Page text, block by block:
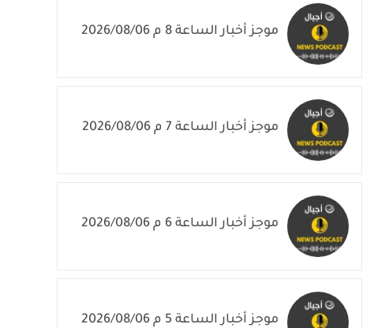
موجز أخبار الساعة 8 م 2026/08/06
موجز أخبار الساعة 7 م 2026/08/06
موجز أخبار الساعة 6 م 2026/08/06
موجز أخبار الساعة 5 م 2026/08/06